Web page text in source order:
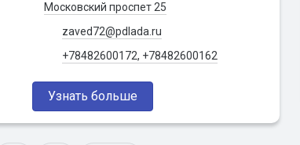
Московский проспет 25
zaved72@pdlada.ru
+78482600172, +78482600162
Узнать больше